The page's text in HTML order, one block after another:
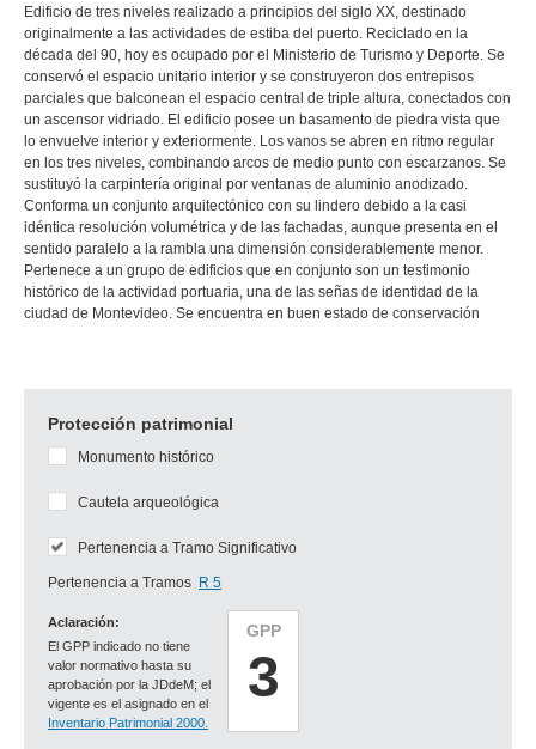
Edificio de tres niveles realizado a principios del siglo XX, destinado
originalmente a las actividades de estiba del puerto. Reciclado en la
década del 90, hoy es ocupado por el Ministerio de Turismo y Deporte. Se
conservó el espacio unitario interior y se construyeron dos entrepisos
parciales que balconean el espacio central de triple altura, conectados con
un ascensor vidriado. El edificio posee un basamento de piedra vista que
lo envuelve interior y exteriormente. Los vanos se abren en ritmo regular
en los tres niveles, combinando arcos de medio punto con escarzanos. Se
sustituyó la carpintería original por ventanas de aluminio anodizado.
Conforma un conjunto arquitectónico con su lindero debido a la casi
idéntica resolución volumétrica y de las fachadas, aunque presenta en el
sentido paralelo a la rambla una dimensión considerablemente menor.
Pertenece a un grupo de edificios que en conjunto son un testimonio
histórico de la actividad portuaria, una de las señas de identidad de la
ciudad de Montevideo. Se encuentra en buen estado de conservación
Protección patrimonial
GPP
3
Aclaración:
El GPP indicado no tiene
valor normativo hasta su
aprobación por la JDdeM; el
vigente es el asignado en el
Inventario Patrimonial 2000.
Monumento histórico
Cautela arqueológica
Pertenencia a Tramo Significativo
Pertenencia a Tramos R 5